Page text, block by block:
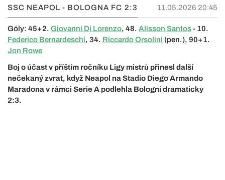
SSC NEAPOL - BOLOGNA FC 2:3 11.05.2026 20:45
Góly: 45+2. Giovanni Di Lorenzo, 48. Alisson Santos- 10.
Federico Bernardeschi, 34. Riccardo Orsolini (pen.), 90+1.
Jon Rowe
Boj o účast v příštím ročníku Ligy mistrů přinesl další
nečekaný zvrat, když Neapol na Stadio Diego Armando
Maradona v rámci Serie A podlehla Bologni dramaticky
2:3.